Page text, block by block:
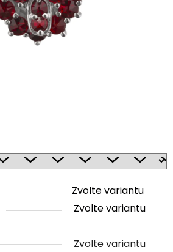
Zvolte variantu
Zvolte variantu
Zvolte variantu